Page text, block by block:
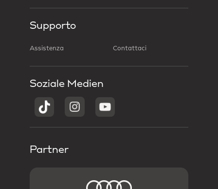
Supporto
Assistenza Contattaci
Soziale Medien
Partner